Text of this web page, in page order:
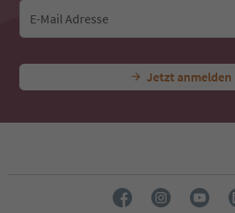
E-Mail Adresse
Jetzt anmelden